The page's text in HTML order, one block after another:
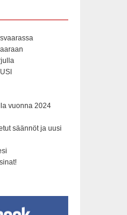
vuonna 2024
säännöt ja uusi